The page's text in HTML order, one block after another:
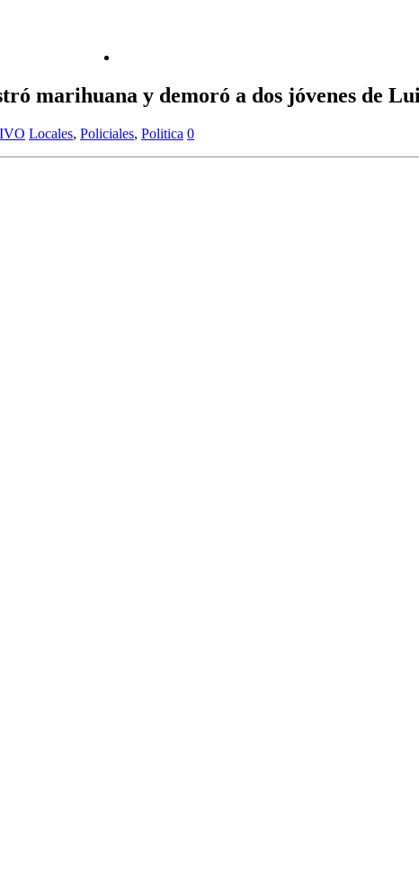
marihuana y demoró a dos jóvenes de
Locales, Policiales, Politica 0